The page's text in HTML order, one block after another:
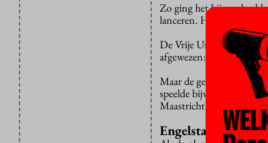
Zo ging het bijvoorbeeld
lanceren. Het aanbod is
De Vrije Universiteit
afgewezen: andere
Maar de geringe (of niet
speelde bijvoorbeeld bij
Maastricht en Nijmegen
Engelstalig